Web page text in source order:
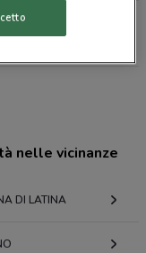
nelle vicinanze
DI LATINA